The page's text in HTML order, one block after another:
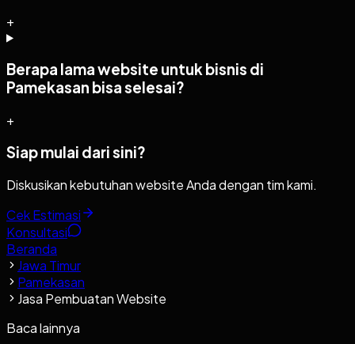
+
Berapa lama website untuk bisnis di
Pamekasan bisa selesai?
+
Siap mulai dari sini?
Diskusikan kebutuhan website Anda dengan tim kami.
Cek Estimasi
Konsultasi
Beranda
Jawa Timur
Pamekasan
Jasa Pembuatan Website
Baca lainnya